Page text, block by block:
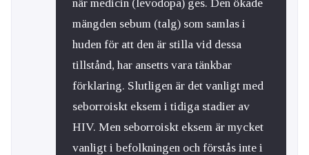
när medicin (levodopa) ges. Den ökade
mängden sebum (talg) som samlas i
huden för att den är stilla vid dessa
tillstånd, har ansetts vara tänkbar
förklaring. Slutligen är det vanligt med
seborroiskt eksem i tidiga stadier av
HIV. Men seborroiskt eksem är mycket
vanligt i befolkningen och förstås inte i